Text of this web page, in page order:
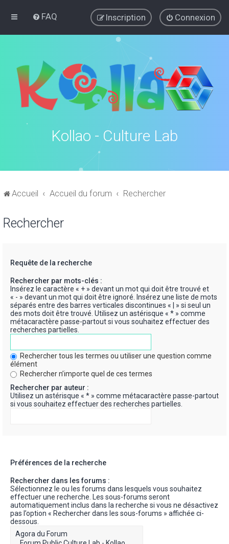
FAQ Connexion
Inscription
Kollao - Culture Lab
Accueil Accueil du forum Rechercher
Rechercher
Requête de la recherche
Rechercher par mots-clés :
Insérez le caractère « + » devant un mot qui doit être trouvé et
« - » devant un mot qui doit être ignoré. Insérez une liste de mots
séparés entre des barres verticales discontinues « | » si seul un
des mots doit être trouvé. Utilisez un astérisque « * » comme
métacaractère passe-partout si vous souhaitez effectuer des
recherches partielles.
Rechercher tous les termes ou utiliser une question comme
élément
Rechercher n’importe quel de ces termes
Rechercher par auteur :
Utilisez un astérisque « * » comme métacaractère passe-partout
si vous souhaitez effectuer des recherches partielles.
Préférences de la recherche
Rechercher dans les forums :
Sélectionnez le ou les forums dans lesquels vous souhaitez
effectuer une recherche. Les sous-forums seront
automatiquement inclus dans la recherche si vous ne désactivez
pas l’option « Rechercher dans les sous-forums » affichée ci-
dessous.